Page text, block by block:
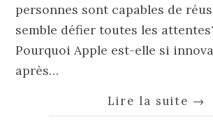
personnes sont capables de
semble défier toutes les
Pourquoi Apple est-elle si
après…
Lire la suite →